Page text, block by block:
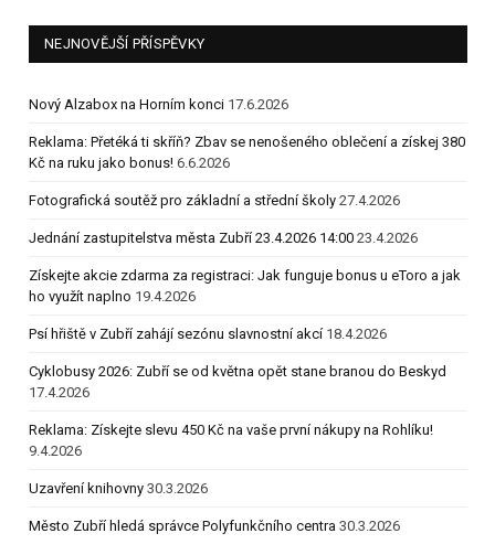
NEJNOVĚJŠÍ PŘÍSPĚVKY
Nový Alzabox na Horním konci 17.6.2026
Reklama: Přetéká ti skříň? Zbav se nenošeného oblečení a získej 380
Kč na ruku jako bonus! 6.6.2026
Fotografická soutěž pro základní a střední školy 27.4.2026
Jednání zastupitelstva města Zubří 23.4.2026 14:00 23.4.2026
Získejte akcie zdarma za registraci: Jak funguje bonus u eToro a jak
ho využít naplno 19.4.2026
Psí hřiště v Zubří zahájí sezónu slavnostní akcí 18.4.2026
Cyklobusy 2026: Zubří se od května opět stane branou do Beskyd
17.4.2026
Reklama: Získejte slevu 450 Kč na vaše první nákupy na Rohlíku!
9.4.2026
Uzavření knihovny 30.3.2026
Město Zubří hledá správce Polyfunkčního centra 30.3.2026